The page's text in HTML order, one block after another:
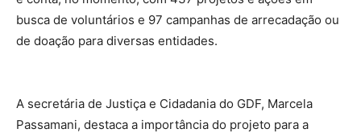
busca de voluntários e 97 campanhas de arrecadação ou
de doação para diversas entidades.
A secretária de Justiça e Cidadania do GDF, Marcela
Passamani, destaca a importância do projeto para a